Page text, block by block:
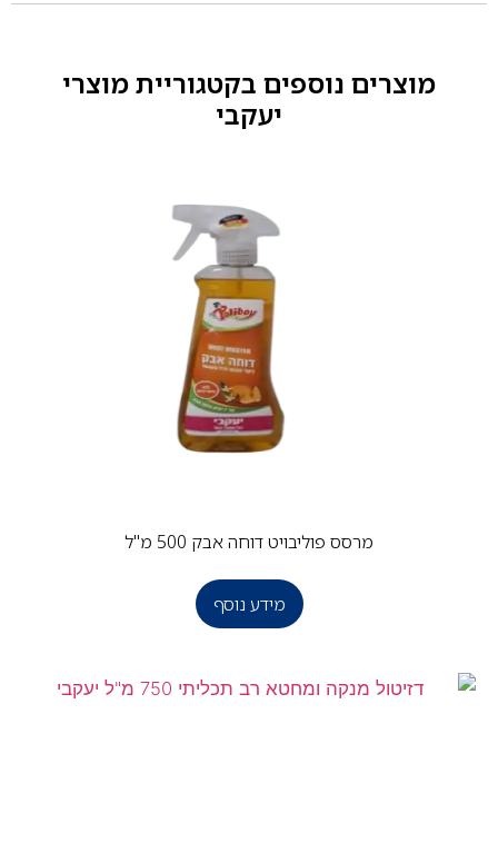
מוצרים נוספים בקטגורייתמוצרי
יעקבי
מרסס פוליבויט דוחה אבק 500 מ"ל
מידע נוסף